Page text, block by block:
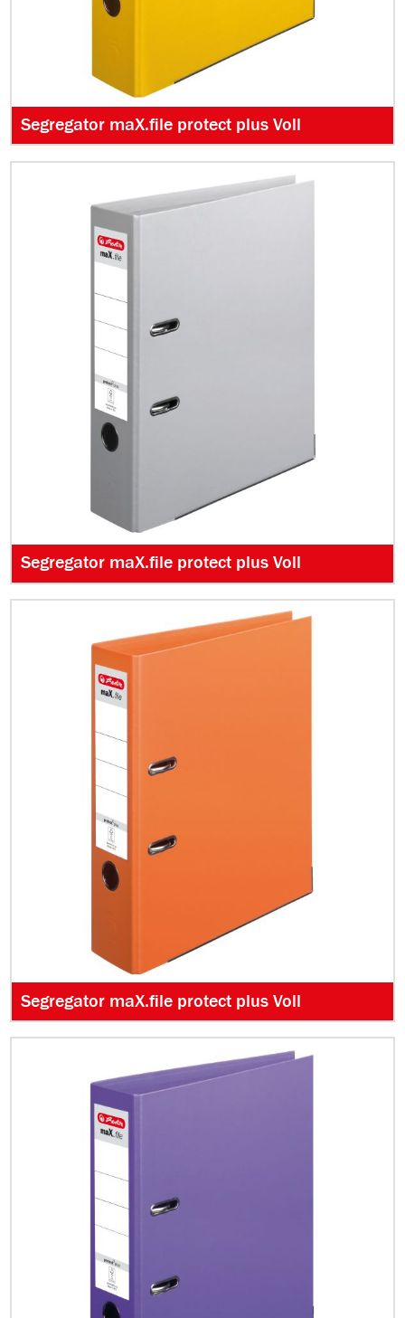
Segregator maX.file protect plus Voll
Segregator maX.file protect plus Voll
Segregator maX.file protect plus Voll